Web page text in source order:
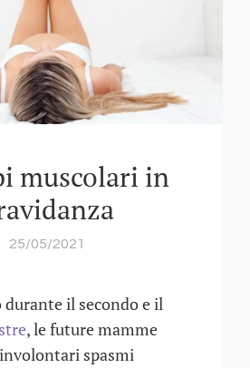
muscolari in
25/05/2021
il secondo e il
, le future mamme
spasmi